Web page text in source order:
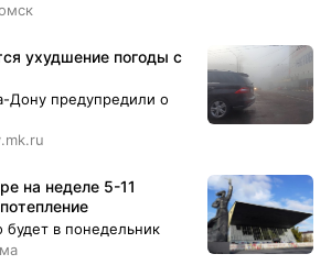
ухудшение погоды с
Дону предупредили о
на неделе 5-11
в понедельник